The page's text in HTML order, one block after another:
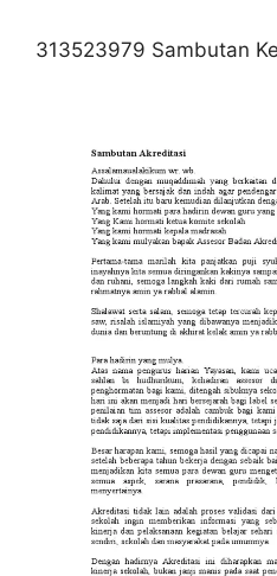
313523979 Sambutan